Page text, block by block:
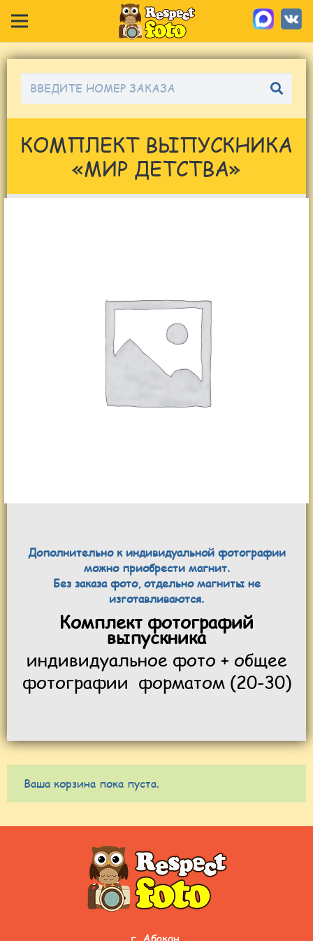
КОМПЛЕКТ ВЫПУСКНИКА
«МИР ДЕТСТВА»
Дополнительно к индивидуальной фотографии
можно приобрести магнит.
Без заказа фото, отдельно магниты не
изготавливаются.
Комплект фотографий
выпускника
индивидуальное фото + общее
фотографии форматом (20-30)
Ваша корзина пока пуста.